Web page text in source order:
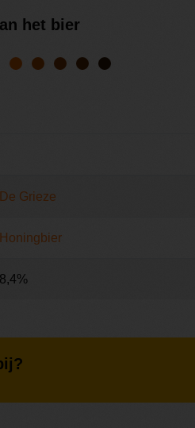
het bier
De Grieze
Honingbier
8,4%